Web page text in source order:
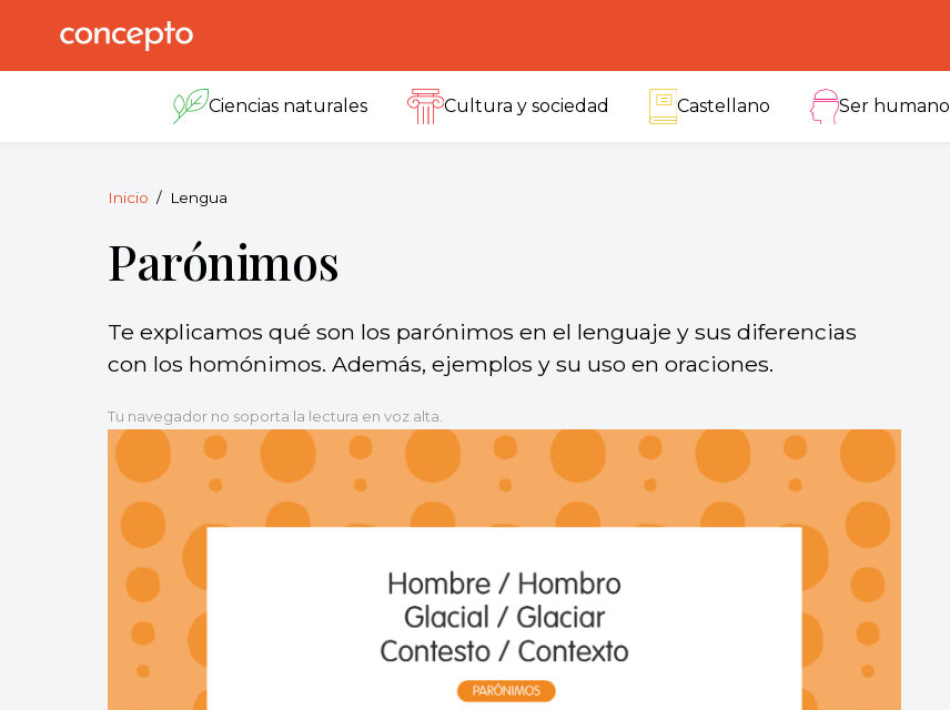
reservados.
Ciencias naturales Cultura y sociedad Castellano Ser humano
Inicio Lengua
Parónimos
Te explicamos qué son los parónimos en el lenguaje y sus diferencias
con los homónimos. Además, ejemplos y su uso en oraciones.
Tu navegador no soporta la lectura en voz alta.